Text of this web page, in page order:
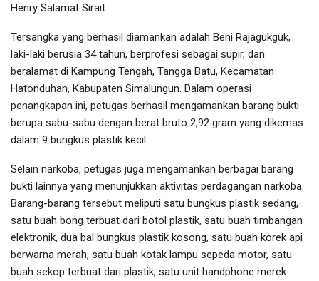
Henry Salamat Sirait.
Tersangka yang berhasil diamankan adalah Beni Rajagukguk,
laki-laki berusia 34 tahun, berprofesi sebagai supir, dan
beralamat di Kampung Tengah, Tangga Batu, Kecamatan
Hatonduhan, Kabupaten Simalungun. Dalam operasi
penangkapan ini, petugas berhasil mengamankan barang bukti
berupa sabu-sabu dengan berat bruto 2,92 gram yang dikemas
dalam 9 bungkus plastik kecil.
Selain narkoba, petugas juga mengamankan berbagai barang
bukti lainnya yang menunjukkan aktivitas perdagangan narkoba.
Barang-barang tersebut meliputi satu bungkus plastik sedang,
satu buah bong terbuat dari botol plastik, satu buah timbangan
elektronik, dua bal bungkus plastik kosong, satu buah korek api
berwarna merah, satu buah kotak lampu sepeda motor, satu
buah sekop terbuat dari plastik, satu unit handphone merek